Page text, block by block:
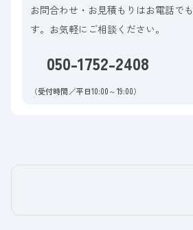
お問合わせ・お見積もりはお電話で
す。お気軽にご相談ください。
050-1752-2408
（受付時間／平日10:00～19:00）